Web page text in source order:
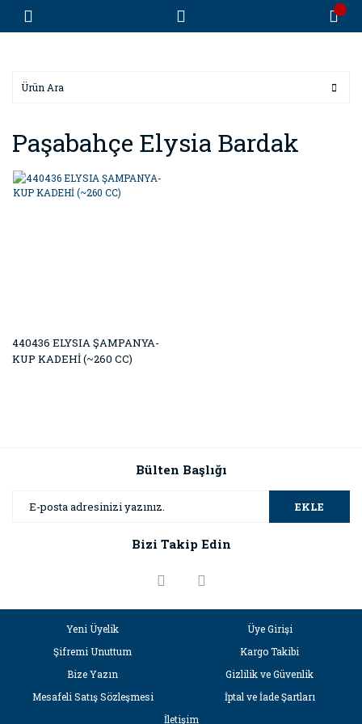
Paşabahçe Elysia Bardak
440436 ELYSIA ŞAMPANYA-
KUP KADEHİ (~260 CC)
Bülten Başlığı
EKLE
Bizi Takip Edin
Yeni Üyelik
Üye Girişi
Şifremi Unuttum
Kargo Takibi
Bize Yazın
Gizlilik ve Güvenlik
Mesafeli Satış Sözleşmesi
İptal ve İade Şartları
İletişim